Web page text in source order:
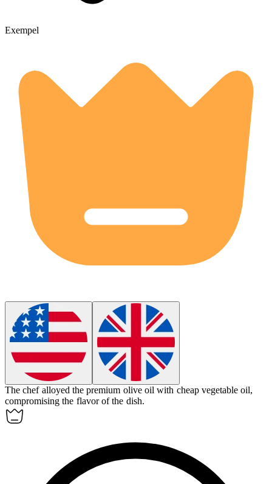
Exempel
The chef alloyed the premium olive oil with cheap vegetable oil,
compromising the flavor of the dish.